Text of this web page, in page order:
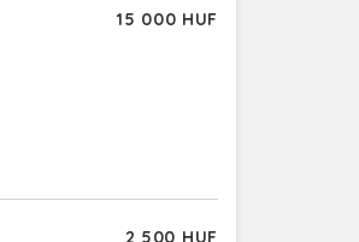
15 000 HUF
2 500 HUF